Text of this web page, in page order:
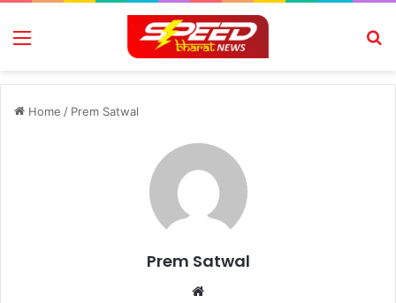
Menu
Home / Prem Satwal
Prem Satwal